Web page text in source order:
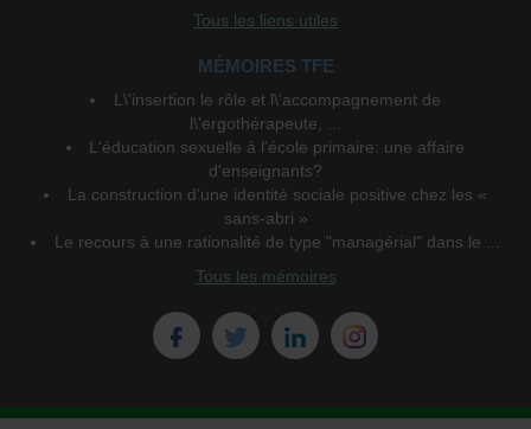
Tous les liens utiles
MÉMOIRES TFE
L\'insertion le rôle et l\'accompagnement de
l\'ergothérapeute, ...
L'éducation sexuelle à l'école primaire: une affaire
d'enseignants?
La construction d’une identité sociale positive chez les «
sans-abri »
Le recours à une rationalité de type "managérial" dans le ...
Tous les mémoires